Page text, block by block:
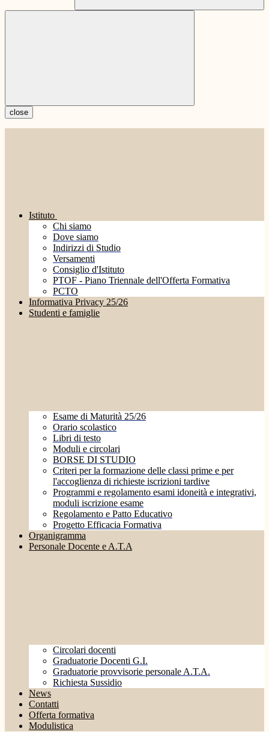
close
Istituto
Chi siamo
Dove siamo
Indirizzi di Studio
Versamenti
Consiglio d'Istituto
PTOF - Piano Triennale dell'Offerta Formativa
PCTO
Informativa Privacy 25/26
Studenti e famiglie
Esame di Maturità 25/26
Orario scolastico
Libri di testo
Moduli e circolari
BORSE DI STUDIO
Criteri per la formazione delle classi prime e per
l'accoglienza di richieste iscrizioni tardive
Programmi e regolamento esami idoneità e integrativi,
moduli iscrizione esame
Regolamento e Patto Educativo
Progetto Efficacia Formativa
Organigramma
Personale Docente e A.T.A
Circolari docenti
Graduatorie Docenti G.I.
Graduatorie provvisorie personale A.T.A.
Richiesta Sussidio
News
Contatti
Offerta formativa
Modulistica